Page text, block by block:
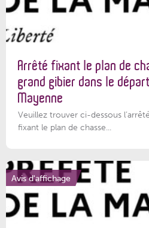
Arrêté fixant le plan de
grand gibier dans le
Mayenne
Veuillez trouver ci-dessous
fixant le plan de chasse...
Avis d'affichage